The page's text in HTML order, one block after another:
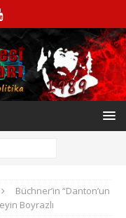
Büchner’in “Danton’un
Boyrazlı